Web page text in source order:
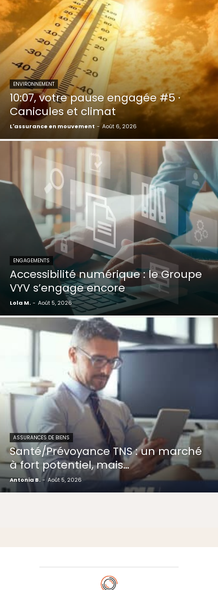
ENVIRONNEMENT
10:07, votre pause engagée #5 ·
Canicules et climat
L'assurance en mouvement - Août 6, 2026
ENGAGEMENTS
Accessibilité numérique : le Groupe
VYV s’engage encore
Lola M. - Août 5, 2026
ASSURANCES DE BIENS
Santé/Prévoyance TNS : un marché
à fort potentiel, mais…
Antonia B. - Août 5, 2026